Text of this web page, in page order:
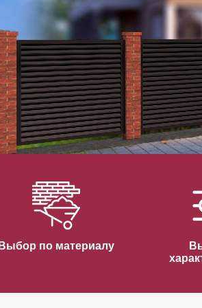
заборы
заборы
дизайнерские заборы
ПО СПОСОБУ МОНТАЖА
под ключ
заборы
заборы
Выбор по материалу